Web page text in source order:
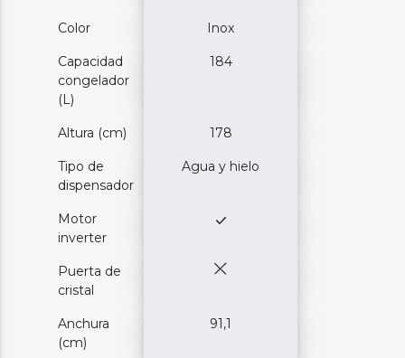
Color Inox
Capacidad
congelador
(L)
184
Altura (cm) 178
Tipo de
dispensador
Agua y hielo
Motor
inverter
Puerta de
cristal
Anchura
(cm)
91,1